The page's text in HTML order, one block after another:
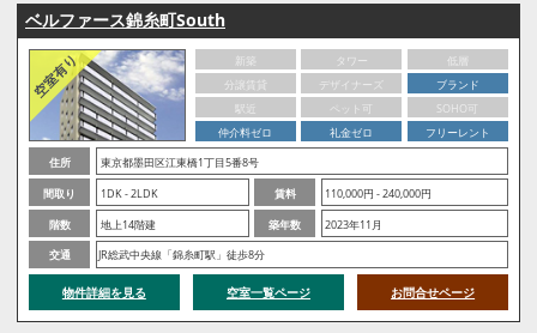
ベルファース錦糸町South
新築 タワー
低層
分譲賃貸
デザイナーズ
ブランド
駅近
ペット可
SOHO可
仲介料ゼロ
礼金ゼロ
フリーレント
住所
東京都墨田区江東橋1丁目5番8号
間取り
1DK - 2LDK 賃料
110,000円 - 240,000円
階数
地上14階建 築年数
2023年11月
交通
JR総武中央線「錦糸町駅」徒歩8分
物件詳細を見る 空室一覧ページ お問合せページ